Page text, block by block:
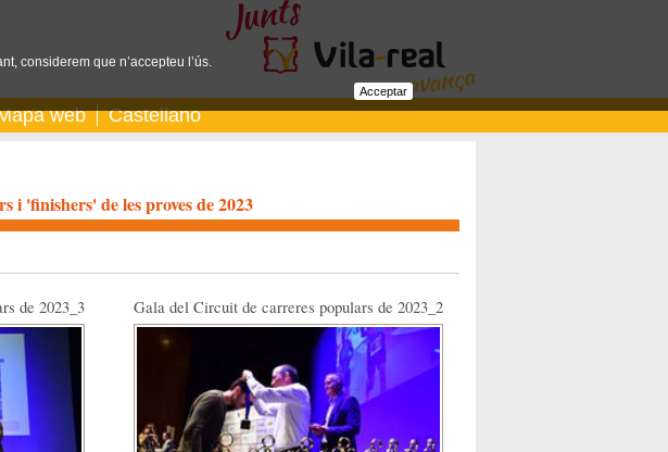
web Castellano
'finishers' de les proves de 2023
de 2023_3 Gala del Circuit de carreres populars de 2023_2
considerem que n’accepteu l’ús.
Acceptar